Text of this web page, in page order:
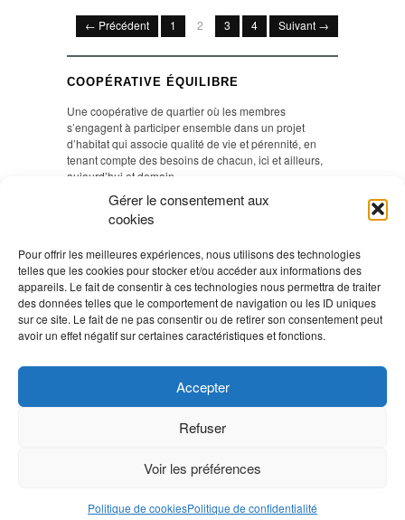
Gérer le consentement aux
cookies
Pour offrir les meilleures expériences, nous utilisons des technologies
telles que les cookies pour stocker et/ou accéder aux informations des
appareils. Le fait de consentir à ces technologies nous permettra de traiter
des données telles que le comportement de navigation ou les ID uniques
sur ce site. Le fait de ne pas consentir ou de retirer son consentement peut
avoir un effet négatif sur certaines caractéristiques et fonctions.
Accepter
Refuser
Voir les préférences
Politique de cookiesPolitique de confidentialité
← Précédent 1 2 3 4 Suivant →
COOPÉRATIVE ÉQUILIBRE
Une coopérative de quartier où les membres
s’engagent à participer ensemble dans un projet
d’habitat qui associe qualité de vie et pérennité, en
tenant compte des besoins de chacun, ici et ailleurs,
aujourd’hui et demain.
Si vous êtes intéressé à visiter les immeubles de la
coopérative Equilibre, vous avez la possibilité de vous
inscrire pour une des prochaines dates de visite.En
savoir plus >
Coopérative Equilibre